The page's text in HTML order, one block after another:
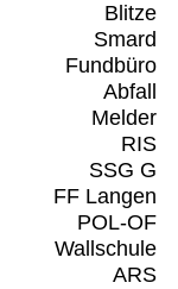
Blitze
Smard
Fundbüro
Abfall
Melder
RIS
SSG G
FF Langen
POL-OF
Wallschule
ARS